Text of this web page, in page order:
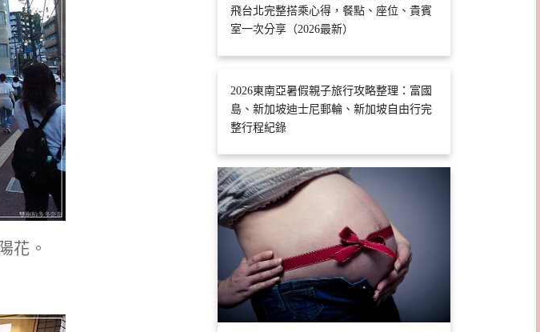
花。
飛台北完整搭乘心得，餐點、座位、貴賓
室一次分享（2026最新）
2026東南亞暑假親子旅行攻略整理：富國
島、新加坡迪士尼郵輪、新加坡自由行完
整行程紀錄